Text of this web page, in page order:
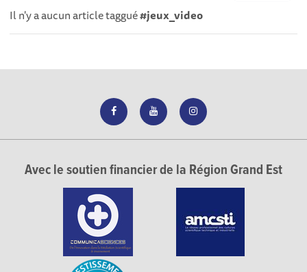
Il n'y a aucun article taggué#jeux_video
Avec le soutien financier de la Région Grand Est